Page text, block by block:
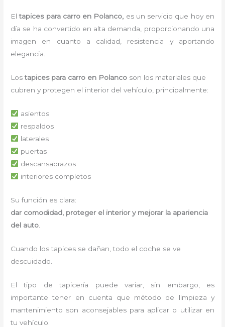
El tapices para carro en Polanco, es un servicio que hoy en
día se ha convertido en alta demanda, proporcionando una
imagen en cuanto a calidad, resistencia y aportando
elegancia.
Lostapices para carro en Polanco son los materiales que
cubren y protegen el interior del vehículo, principalmente:
asientos
respaldos
laterales
puertas
descansabrazos
interiores completos
Su función es clara:
dar comodidad, proteger el interior y mejorar la apariencia
del auto
Cuando los tapices se dañan, todo el coche se ve
descuidado.
El tipo de tapicería puede variar, sin embargo, es
importante tener en cuenta que método de limpieza y
mantenimiento son aconsejables para aplicar o utilizar en
tu vehículo.